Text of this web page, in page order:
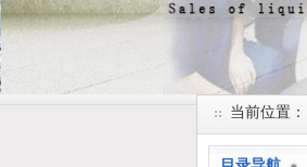
当前位置：